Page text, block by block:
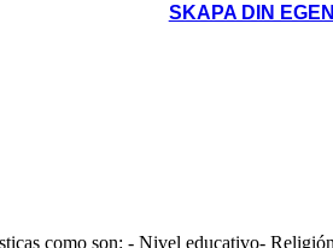
SKAPA DIN
como son: - Nivel educativo-